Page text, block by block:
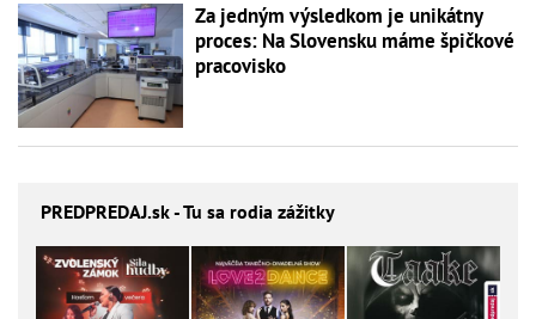
Za jedným výsledkom je unikátny
proces: Na Slovensku máme špičkové
pracovisko
PREDPREDAJ.sk - Tu sa rodia zážitky